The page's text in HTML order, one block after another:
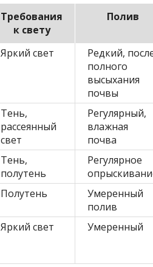
Требования
к свету
Полив
Яркий свет
Редкий,
полного
высыхания
почвы
Тень,
рассеянный
свет
Регулярный,
влажная
почва
Тень,
полутень
Регулярное
Полутень
Умеренный
полив
Яркий свет Умеренный